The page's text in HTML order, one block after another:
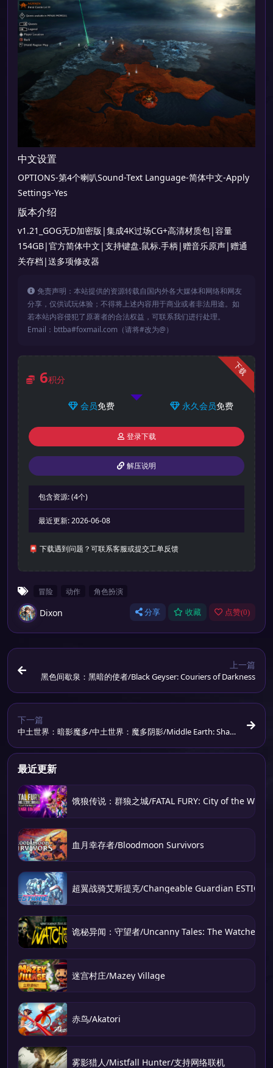
中文设置
OPTIONS-第4个喇叭Sound-Text Language-简体中文-Apply
Settings-Yes
版本介绍
v1.21_GOG无D加密版|集成4K过场CG+高清材质包|容量
154GB|官方简体中文|支持键盘.鼠标.手柄|赠音乐原声|赠通
关存档|送多项修改器
免责声明：本站提供的资源转载自国内外各大媒体和网络和网友
分享，仅供试玩体验；不得将上述内容用于商业或者非法用途。如
若本站内容侵犯了原著者的合法权益，可联系我们进行处理。
Email：bttba#foxmail.com（请将#改为@）
下载
6积分
会员免费 永久会员免费
登录下载
解压说明
包含资源:(4个)
最近更新:2026-06-08
📮 下载遇到问题？可联系客服或提交工单反馈
冒险 动作 角色扮演
Dixon 分享 收藏 点赞(0)
上一篇
黑色间歇泉：黑暗的使者/Black Geyser: Couriers of Darkness
下一篇
中土世界：暗影魔多/中土世界：魔多阴影/Middle Earth: Shad
最近更新
饿狼传说：群狼之城/FATAL FURY: City of the
血月幸存者/Bloodmoon Survivors
超翼战骑艾斯提克/Changeable Guardian ESTIQUE
诡秘异闻：守望者/Uncanny Tales: The Watcher
迷宫村庄/Mazey Village
赤鸟/Akatori
雾影猎人/Mistfall Hunter/支持网络联机